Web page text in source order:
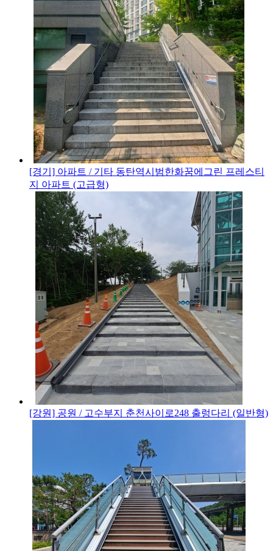
[경기] 아파트 / 기타 동탄역시범한화꿈에그린 프레스티
지 아파트 (고급형)
[강원] 공원 / 고수부지 춘천사이로248 출렁다리 (일반형)